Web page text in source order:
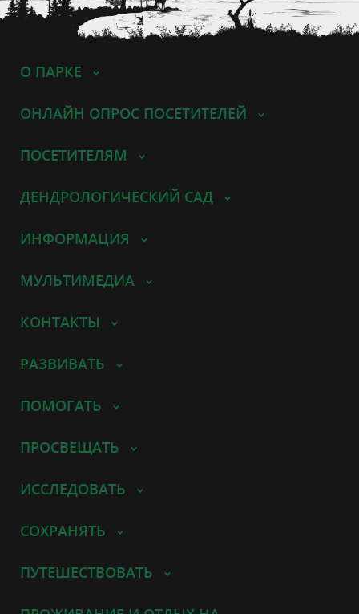
О ПАРКЕ
ОНЛАЙН ОПРОС ПОСЕТИТЕЛЕЙ
ПОСЕТИТЕЛЯМ
ДЕНДРОЛОГИЧЕСКИЙ САД
ИНФОРМАЦИЯ
МУЛЬТИМЕДИА
КОНТАКТЫ
РАЗВИВАТЬ
ПОМОГАТЬ
ПРОСВЕЩАТЬ
ИССЛЕДОВАТЬ
СОХРАНЯТЬ
ПУТЕШЕСТВОВАТЬ